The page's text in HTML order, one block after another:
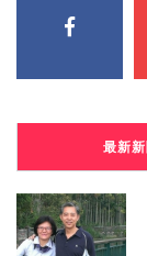
最新新